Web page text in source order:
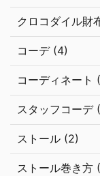
クロコダイル財
コーデ (4)
コーディネート
スタッフコーデ
ストール (2)
ストール巻き方